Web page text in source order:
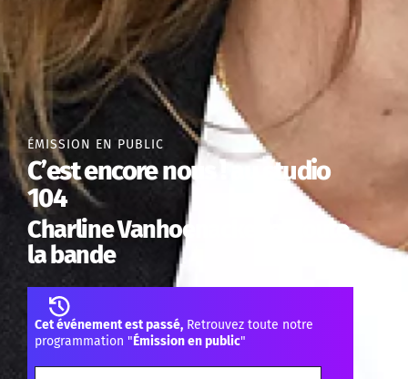
ÉMISSION EN PUBLIC
C’est encore nous ! au studio
104
Charline Vanhoenacker et toute
la bande
Cet événement est passé, Retrouvez toute notre
programmation "Émission en public"